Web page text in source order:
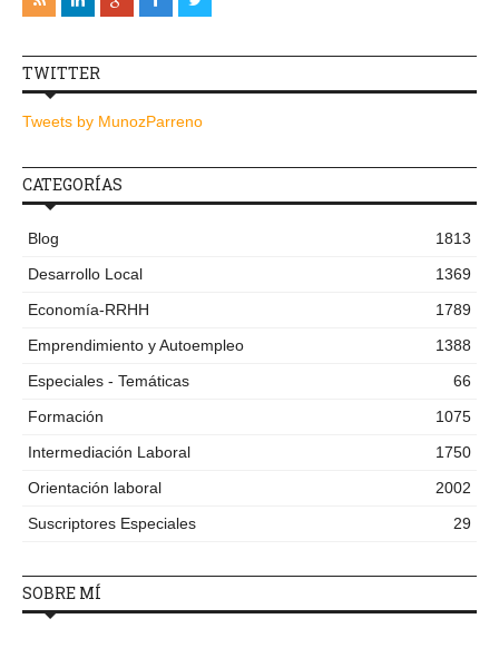
TWITTER
Tweets by MunozParreno
CATEGORÍAS
Blog
1813
Desarrollo Local
1369
Economía-RRHH
1789
Emprendimiento y Autoempleo
1388
Especiales - Temáticas
66
Formación
1075
Intermediación Laboral
1750
Orientación laboral
2002
Suscriptores Especiales
29
SOBRE MÍ